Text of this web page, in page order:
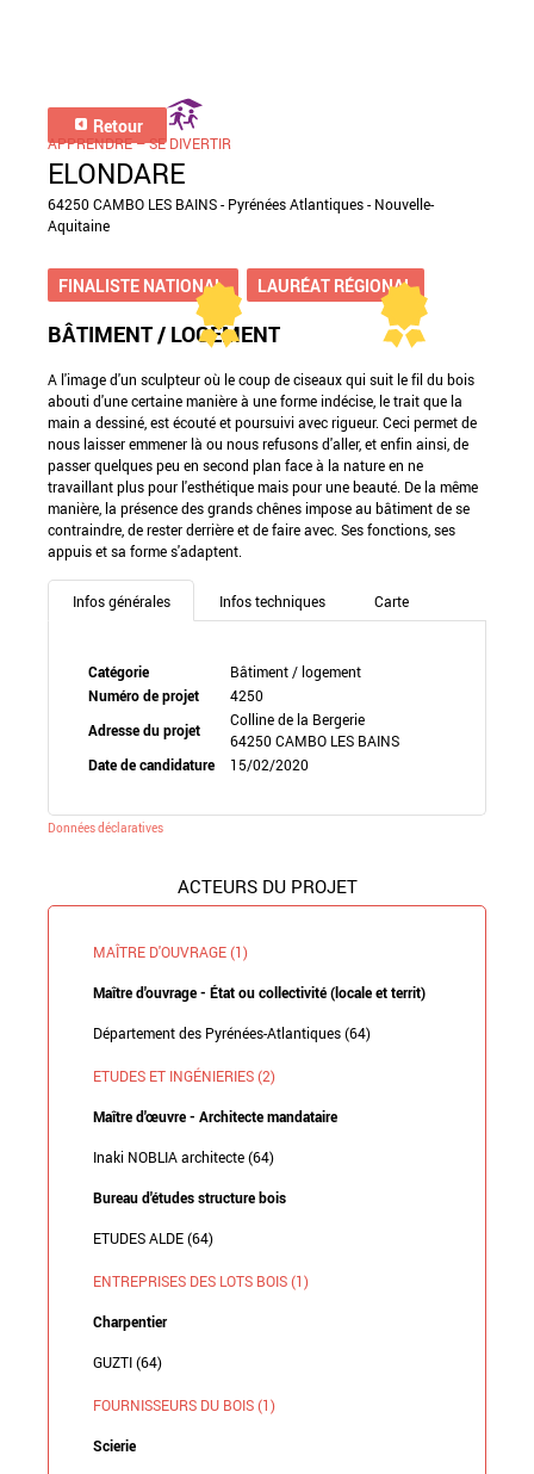
Retour
APPRENDRE – SE DIVERTIR
ELONDARE
64250 CAMBO LES BAINS - Pyrénées Atlantiques - Nouvelle-
Aquitaine
FINALISTE NATIONAL LAURÉAT RÉGIONAL
BÂTIMENT / LOGEMENT
A l'image d'un sculpteur où le coup de ciseaux qui suit le fil du bois
abouti d'une certaine manière à une forme indécise, le trait que la
main a dessiné, est écouté et poursuivi avec rigueur. Ceci permet de
nous laisser emmener là ou nous refusons d'aller, et enfin ainsi, de
passer quelques peu en second plan face à la nature en ne
travaillant plus pour l'esthétique mais pour une beauté. De la même
manière, la présence des grands chênes impose au bâtiment de se
contraindre, de rester derrière et de faire avec. Ses fonctions, ses
appuis et sa forme s'adaptent.
Infos générales Infos techniques Carte
Catégorie
Bâtiment / logement
Numéro de projet
4250
Adresse du projet
Colline de la Bergerie
64250 CAMBO LES BAINS
Date de candidature
15/02/2020
Données déclaratives
ACTEURS DU PROJET
MAÎTRE D'OUVRAGE (1)
Maître d'ouvrage - État ou collectivité (locale et territ)
Département des Pyrénées-Atlantiques (64)
ETUDES ET INGÉNIERIES (2)
Maître d'œuvre - Architecte mandataire
Inaki NOBLIA architecte (64)
Bureau d'études structure bois
ETUDES ALDE (64)
ENTREPRISES DES LOTS BOIS (1)
Charpentier
GUZTI (64)
FOURNISSEURS DU BOIS (1)
Scierie